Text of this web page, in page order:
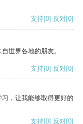
支持[0] 反对[0]
世界各地的朋友。
支持[0] 反对[0]
，让我能够取得更好的
支持[0] 反对[0]